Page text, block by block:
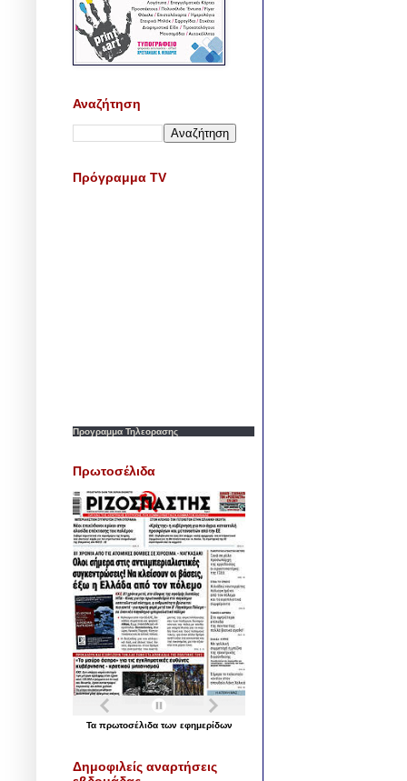
Αναζήτηση
Πρόγραμμα TV
Προγραμμα Τηλεορασης
Πρωτοσέλιδα
Τα πρωτοσέλιδα των εφημερίδων
Δημοφιλείς αναρτήσεις